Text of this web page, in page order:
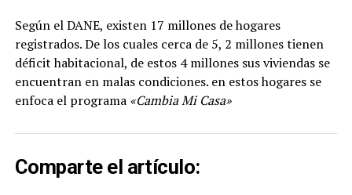
Según el DANE, existen 17 millones de hogares
registrados. De los cuales cerca de 5, 2 millones tienen
déficit habitacional, de estos 4 millones sus viviendas se
encuentran en malas condiciones. en estos hogares se
enfoca el programa «Cambia Mi Casa»
Comparte el artículo: